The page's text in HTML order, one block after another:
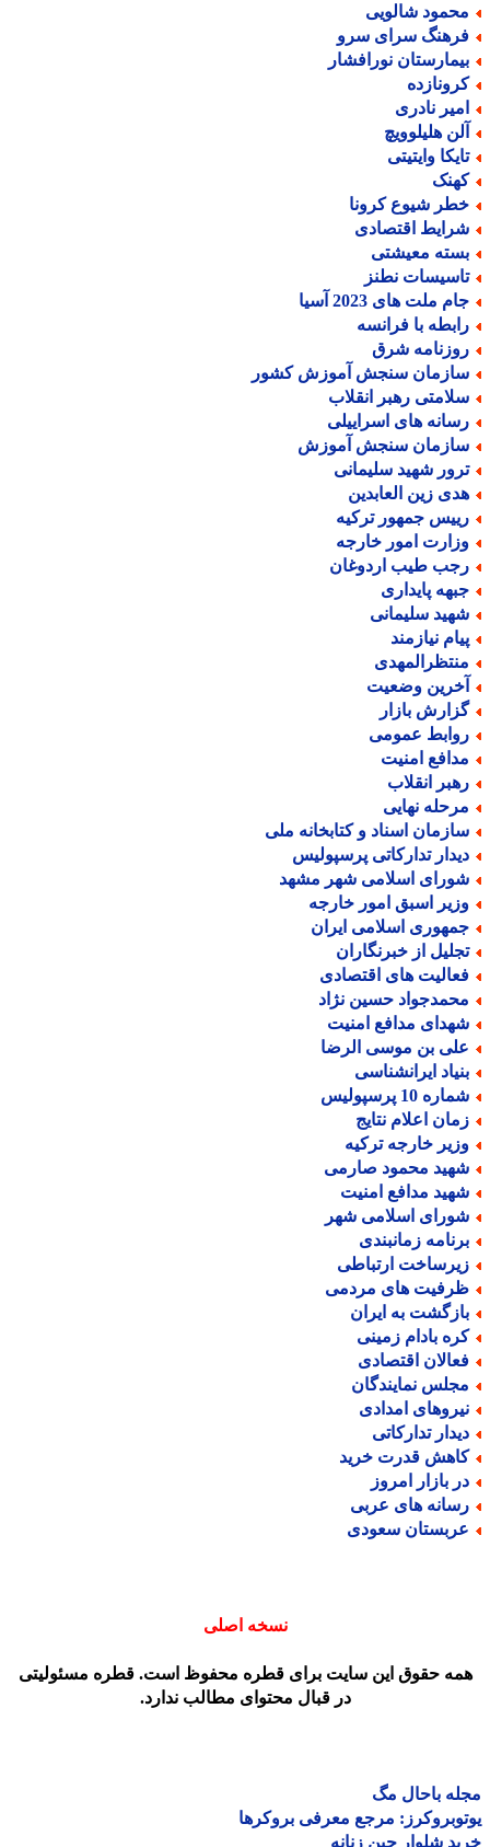
شالویی
سرای سرو
نورافشار
نادری
هلیلوویچ
وایتیتی
شیوع کرونا
اقتصادی
معیشتی
نطنز
ملت های 2023 آسیا
با فرانسه
شرق
سنجش آموزش کشور
رهبر انقلاب
های اسراییلی
سنجش آموزش
شهید سلیمانی
زین العابدین
جمهور ترکیه
امور خارجه
طیب اردوغان
پایداری
سلیمانی
نیازمند
وضعیت
بازار
عمومی
امنیت
انقلاب
نهایی
اسناد و کتابخانه ملی
تدارکاتی پرسپولیس
اسلامی شهر مشهد
اسبق امور خارجه
اسلامی ایران
از خبرنگاران
های اقتصادی
حسین نژاد
مدافع امنیت
بن موسی الرضا
ایرانشناسی
10 پرسپولیس
اعلام نتایج
خارجه ترکیه
محمود صارمی
مدافع امنیت
اسلامی شهر
زمانبندی
ارتباطی
های مردمی
به ایران
بادام زمینی
اقتصادی
نمایندگان
امدادی
تدارکاتی
قدرت خرید
بازار امروز
های عربی
سعودی
نسخه اصلی
حقوق این سایت برای قطره محفوظ است. قطره مسئولیتی
در قبال محتوای مطالب ندارد.
باحال مگ
مرجع معرفی بروکرها
شلوار جین زنانه